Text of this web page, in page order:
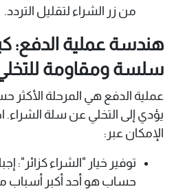
من زر الشراء لتقليل التردد.
هندسة عملية الدفع:
سلسة ومقاومة
عملية الدفع هي المرحلة الأكثر
يؤدي إلى التخلي عن سلة
الإمكان عبر:
توفير خيار "الشراء كزائر":
حساب هو أحد أكبر أسباب